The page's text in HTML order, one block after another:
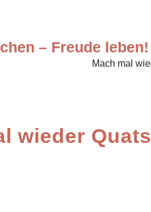
– Freude leben!
wieder